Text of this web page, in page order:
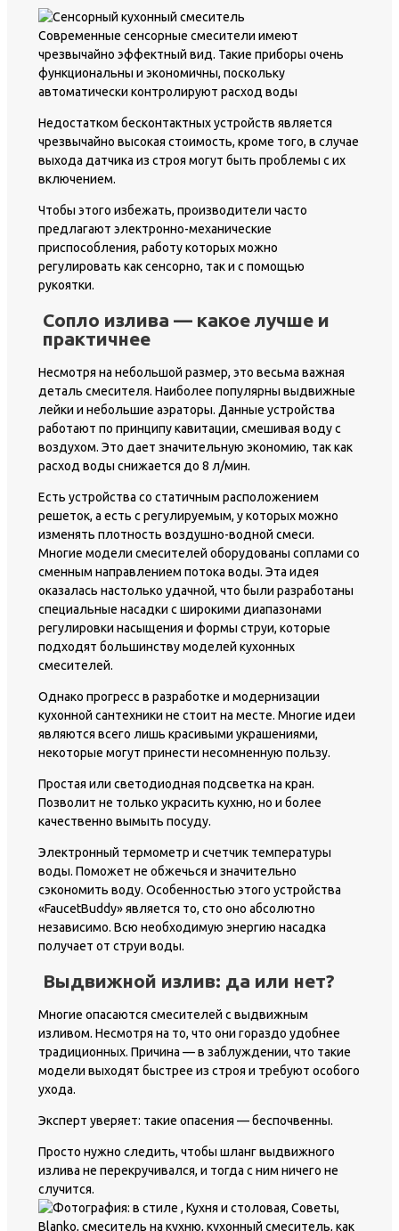
Современные сенсорные смесители имеют
чрезвычайно эффектный вид. Такие приборы очень
функциональны и экономичны, поскольку
автоматически контролируют расход воды
Недостатком бесконтактных устройств является
чрезвычайно высокая стоимость, кроме того, в случае
выхода датчика из строя могут быть проблемы с их
включением.
Чтобы этого избежать, производители часто
предлагают электронно-механические
приспособления, работу которых можно
регулировать как сенсорно, так и с помощью
рукоятки.
Сопло излива — какое лучше и
практичнее
Несмотря на небольшой размер, это весьма важная
деталь смесителя. Наиболее популярны выдвижные
лейки и небольшие аэраторы. Данные устройства
работают по принципу кавитации, смешивая воду с
воздухом. Это дает значительную экономию, так как
расход воды снижается до 8 л/мин.
Есть устройства со статичным расположением
решеток, а есть с регулируемым, у которых можно
изменять плотность воздушно-водной смеси.
Многие модели смесителей оборудованы соплами со
сменным направлением потока воды. Эта идея
оказалась настолько удачной, что были разработаны
специальные насадки с широкими диапазонами
регулировки насыщения и формы струи, которые
подходят большинству моделей кухонных
смесителей.
Однако прогресс в разработке и модернизации
кухонной сантехники не стоит на месте. Многие идеи
являются всего лишь красивыми украшениями,
некоторые могут принести несомненную пользу.
Простая или светодиодная подсветка на кран.
Позволит не только украсить кухню, но и более
качественно вымыть посуду.
Электронный термометр и счетчик температуры
воды. Поможет не обжечься и значительно
сэкономить воду. Особенностью этого устройства
«FaucetBuddy» является то, сто оно абсолютно
независимо. Всю необходимую энергию насадка
получает от струи воды.
Выдвижной излив: да или нет?
Многие опасаются смесителей с выдвижным
изливом. Несмотря на то, что они гораздо удобнее
традиционных. Причина — в заблуждении, что такие
модели выходят быстрее из строя и требуют особого
ухода.
Эксперт уверяет: такие опасения — беспочвенны.
Просто нужно следить, чтобы шланг выдвижного
излива не перекручивался, и тогда с ним ничего не
случится.